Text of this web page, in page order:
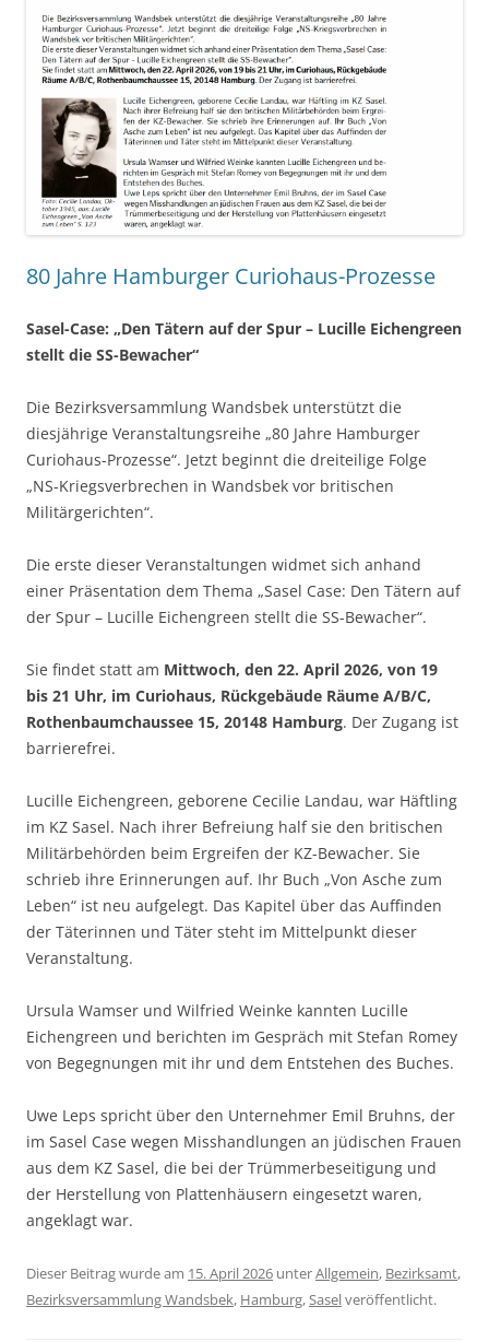
80 Jahre Hamburger Curiohaus-Prozesse
Sasel-Case: „Den Tätern auf der Spur – Lucille Eichengreen
stellt die SS-Bewacher“
Die Bezirksversammlung Wandsbek unterstützt die
diesjährige Veranstaltungsreihe „80 Jahre Hamburger
Curiohaus-Prozesse“. Jetzt beginnt die dreiteilige Folge
„NS-Kriegsverbrechen in Wandsbek vor britischen
Militärgerichten“.
Die erste dieser Veranstaltungen widmet sich anhand
einer Präsentation dem Thema „Sasel Case: Den Tätern auf
der Spur – Lucille Eichengreen stellt die SS-Bewacher“.
Sie findet statt am Mittwoch, den 22. April 2026, von 19
bis 21 Uhr, im Curiohaus, Rückgebäude Räume A/B/C,
Rothenbaumchaussee 15, 20148 Hamburg. Der Zugang ist
barrierefrei.
Lucille Eichengreen, geborene Cecilie Landau, war Häftling
im KZ Sasel. Nach ihrer Befreiung half sie den britischen
Militärbehörden beim Ergreifen der KZ-Bewacher. Sie
schrieb ihre Erinnerungen auf. Ihr Buch „Von Asche zum
Leben“ ist neu aufgelegt. Das Kapitel über das Auffinden
der Täterinnen und Täter steht im Mittelpunkt dieser
Veranstaltung.
Ursula Wamser und Wilfried Weinke kannten Lucille
Eichengreen und berichten im Gespräch mit Stefan Romey
von Begegnungen mit ihr und dem Entstehen des Buches.
Uwe Leps spricht über den Unternehmer Emil Bruhns, der
im Sasel Case wegen Misshandlungen an jüdischen Frauen
aus dem KZ Sasel, die bei der Trümmerbeseitigung und
der Herstellung von Plattenhäusern eingesetzt waren,
angeklagt war.
Dieser Beitrag wurde am 15. April 2026 unterAllgemein, Bezirksamt,
Bezirksversammlung Wandsbek, Hamburg,Saselveröffentlicht.